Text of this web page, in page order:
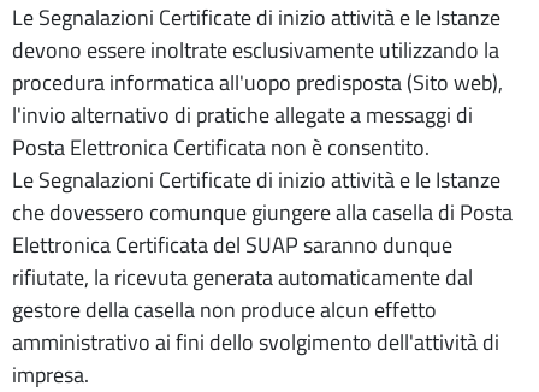
Le Segnalazioni Certificate di inizio attività e le Istanze
devono essere inoltrate esclusivamente utilizzando la
procedura informatica all'uopo predisposta (Sito web),
l'invio alternativo di pratiche allegate a messaggi di
Posta Elettronica Certificata non è consentito.
Le Segnalazioni Certificate di inizio attività e le Istanze
che dovessero comunque giungere alla casella di Posta
Elettronica Certificata del SUAP saranno dunque
rifiutate, la ricevuta generata automaticamente dal
gestore della casella non produce alcun effetto
amministrativo ai fini dello svolgimento dell'attività di
impresa.